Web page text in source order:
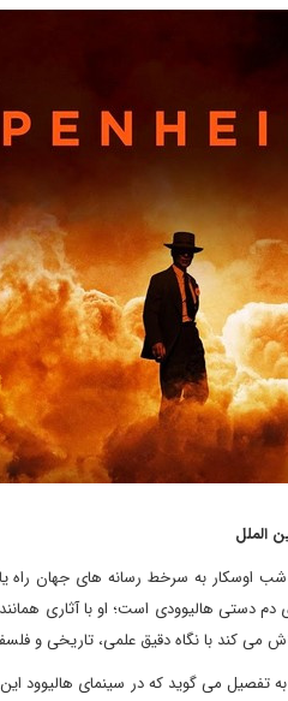
الملل
شب اوسکار به سرخط رسانه های جهان
دم دستی هالیوودی است؛ او با آثاری
می کند با نگاه دقیق علمی، تاریخی و
به تفصیل می گوید که در سینمای